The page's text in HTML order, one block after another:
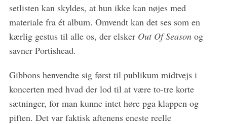
setlisten kan skyldes, at hun ikke kan nøjes med
materiale fra ét album. Omvendt kan det ses som en
kærlig gestus til alle os, der elsker Out Of Seasonog
savner Portishead.
Gibbons henvendte sig først til publikum midtvejs i
koncerten med hvad der lod til at være to-tre korte
sætninger, for man kunne intet høre pga klappen og
piften. Det var faktisk aftenens eneste reelle